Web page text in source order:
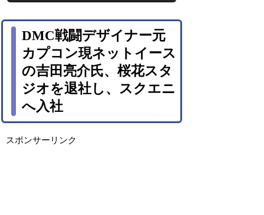
DMC戦闘デザイナー元
カプコン現ネットイース
の吉田亮介氏、桜花スタ
ジオを退社し、スクエニ
へ入社
スポンサーリンク